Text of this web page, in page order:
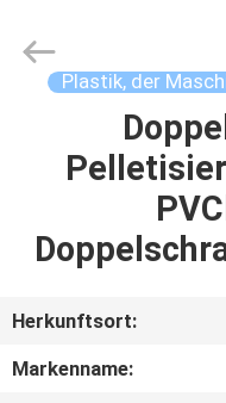
PRODUKTE
ÜBER
UNS
TECHNOLOGY
CO.,LTD.
Plastik, der
Herkunftsort:
Markenname: